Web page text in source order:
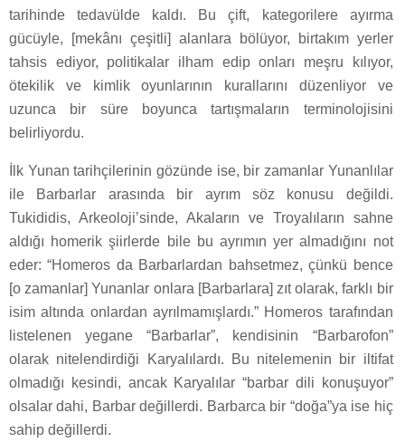
tarihinde tedavülde kaldı. Bu çift, kategorilere ayırma
gücüyle, [mekânı çeşitli] alanlara bölüyor, birtakım yerler
tahsis ediyor, politikalar ilham edip onları meşru kılıyor,
ötekilik ve kimlik oyunlarının kurallarını düzenliyor ve
uzunca bir süre boyunca tartışmaların terminolojisini
belirliyordu.
İlk Yunan tarihçilerinin gözünde ise, bir zamanlar Yunanlılar
ile Barbarlar arasında bir ayrım söz konusu değildi.
Tukididis, Arkeoloji’sinde, Akaların ve Troyalıların sahne
aldığı homerik şiirlerde bile bu ayrımın yer almadığını not
eder: “Homeros da Barbarlardan bahsetmez, çünkü bence
[o zamanlar] Yunanlar onlara [Barbarlara] zıt olarak, farklı bir
isim altında onlardan ayrılmamışlardı.” Homeros tarafından
listelenen yegane “Barbarlar”, kendisinin “Barbarofon”
olarak nitelendirdiği Karyalılardı. Bu nitelemenin bir iltifat
olmadığı kesindi, ancak Karyalılar “barbar dili konuşuyor”
olsalar dahi, Barbar değillerdi. Barbarca bir “doğa”ya ise hiç
sahip değillerdi.